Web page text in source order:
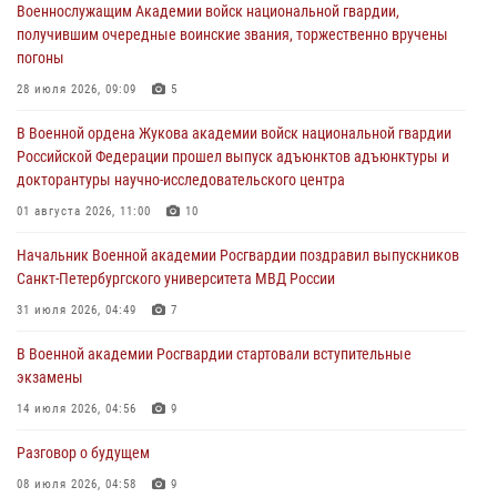
Военная академия информирует!
23 июля 2026, 04:51
Курсант Военной академии войск национальной гвардии принял
22 июля 2026, 09:41
Мастер‑класс по стрельбе: точность, тактика, профессионализм
20 июля 2026, 11:17 8
108 лет со дня образования подразделений связи войск
Военнослужащим Академии войск национальной гвардии,
получившим очередные воинские звания, торжественно вручены
погоны
28 июля 2026, 09:09 5
В Военной ордена Жукова академии войск национальной гвардии
Российской Федерации прошел выпуск адъюнктов адъюнктуры и
докторантуры научно-исследовательского центра
01 августа 2026, 11:00 10
Начальник Военной академии Росгвардии поздравил выпускников
Санкт-Петербургского университета МВД России
31 июля 2026, 04:49 7
В Военной академии Росгвардии стартовали вступительные
экзамены
14 июля 2026, 04:56 9
Разговор о будущем
08 июля 2026, 04:58 9